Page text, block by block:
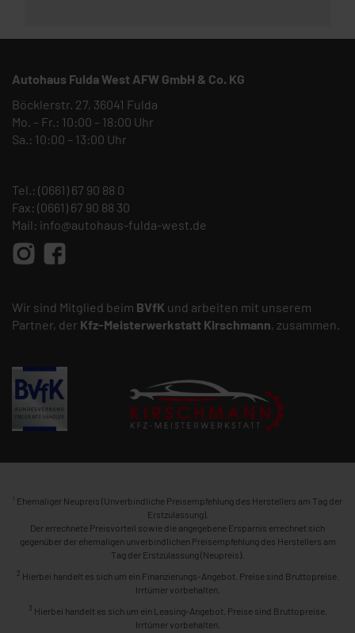
Autohaus Fulda West AFW GmbH & Co. KG
Böcklerstr. 27, 36041 Fulda
Mo. – Fr.: 10:00 – 18:00 Uhr
Sa.: 10:00 – 13:00 Uhr
Tel.: (0661) 67 90 88 0
Fax: (0661) 67 90 88 30
Mail: info@autohaus-fulda-west.de
Wir sind Mitglied beim BVfK und arbeiten mit unserem
Partner, der Kfz-Meisterwerkstatt Kirschmann, zusammen.
1 Ehemaliger Neupreis (Unverbindliche Preisempfehlung des Herstellers am Tag der
Erstzulassung).
Der errechnete Preisvorteil sowie die angegebene Ersparnis errechnet sich
gegenüber der ehemaligen unverbindlichen Preisempfehlung des Herstellers am
Tag der Erstzulassung (Neupreis).
2 Hierbei handelt es sich um ein Finanzierungs-Angebot. Preise sind Bruttopreise.
Irrtümer vorbehalten.
3 Hierbei handelt es sich um ein Leasing-Angebot. Preise sind Bruttopreise.
Irrtümer vorbehalten.